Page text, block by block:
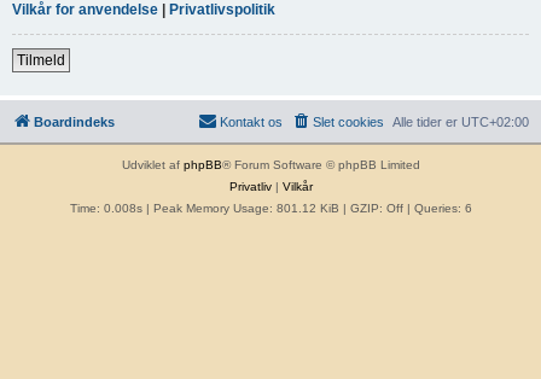
Vilkår for anvendelse
Privatlivspolitik
Tilmeld
Boardindeks Alle tider er UTC+02:00
Slet cookies
Kontakt os
Udviklet af phpBB® Forum Software © phpBB Limited
Privatliv| Vilkår
Time: 0.008s| Peak Memory Usage: 801.12 KiB | GZIP: Off | Queries: 6